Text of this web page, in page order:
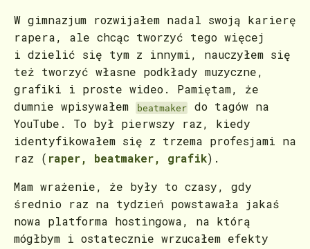
W gimnazjum rozwijałem nadal swoją karierę
rapera, ale chcąc tworzyć tego więcej
i dzielić się tym z innymi, nauczyłem się
też tworzyć własne podkłady muzyczne,
grafiki i proste wideo. Pamiętam, że
dumnie wpisywałem
beatmaker
do tagów na
YouTube. To był pierwszy raz, kiedy
identyfikowałem się z trzema profesjami na
raz ( raper, beatmaker, grafik).
Mam wrażenie, że były to czasy, gdy
średnio raz na tydzień powstawała jakaś
nowa platforma hostingowa, na którą
mógłbym i ostatecznie wrzucałem efekty